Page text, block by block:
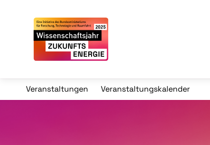
Veranstaltungen Veranstaltungskalender